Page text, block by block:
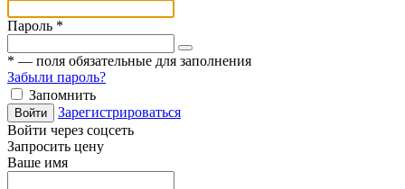
Пароль *
* — поля обязательные для заполнения
Забыли пароль?
Запомнить
Войти
Зарегистрироваться
Войти через соцсеть
Запросить цену
Ваше имя